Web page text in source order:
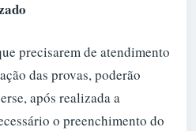
precisarem de atendimento
das provas, poderão
após realizada a
o preenchimento do